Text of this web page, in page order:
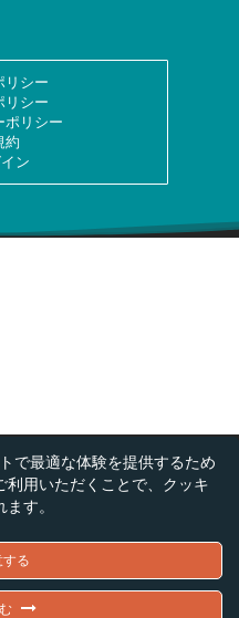
リシー
リシー
ポリシー
約
ン
年演劇・舞台芸術協
ペンハーゲン, デンマ
で最適な体験を提供するため
用いただくことで、クッキ
す。
する